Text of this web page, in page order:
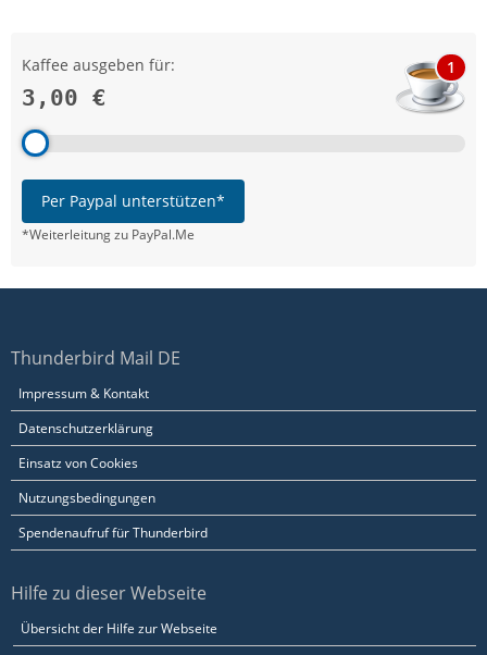
Kaffee ausgeben für:
3,00 €
1
Per Paypal unterstützen*
*Weiterleitung zu PayPal.Me
Thunderbird Mail DE
Impressum & Kontakt
Datenschutzerklärung
Einsatz von Cookies
Nutzungsbedingungen
Spendenaufruf für Thunderbird
Hilfe zu dieser Webseite
Übersicht der Hilfe zur Webseite